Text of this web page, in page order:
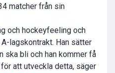
matcher från sin
och hockeyfeeling och
lagskontrakt. Han sätter
ska bli och han kommer få
att utveckla detta, säger